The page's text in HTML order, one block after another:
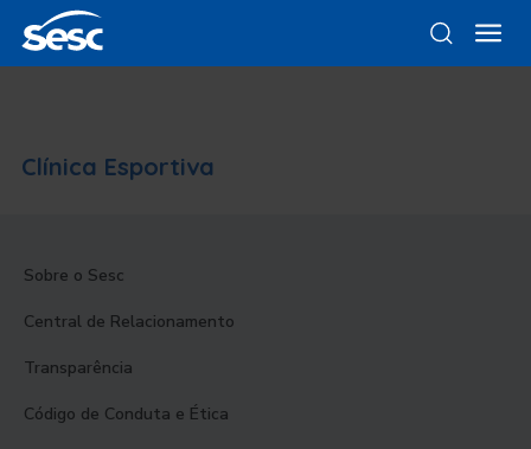
Clínica Esportiva
Sobre o Sesc
Central de Relacionamento
Transparência
Código de Conduta e Ética